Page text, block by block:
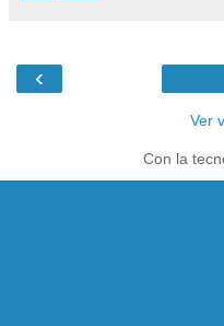
‹
Ver
Con la